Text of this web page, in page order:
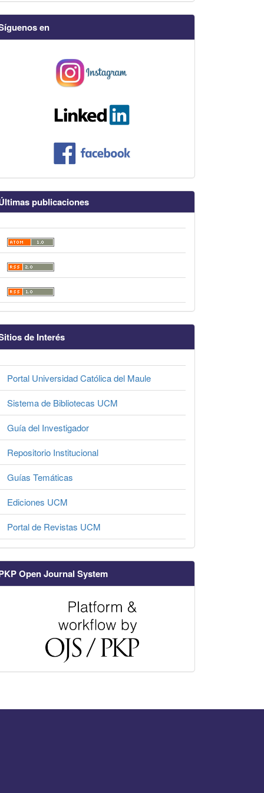
en
publicaciones
de Interés
Portal Universidad Católica del Maule
Sistema de Bibliotecas UCM
Guía del Investigador
Repositorio Institucional
Guías Temáticas
Ediciones UCM
Portal de Revistas UCM
Open Journal System